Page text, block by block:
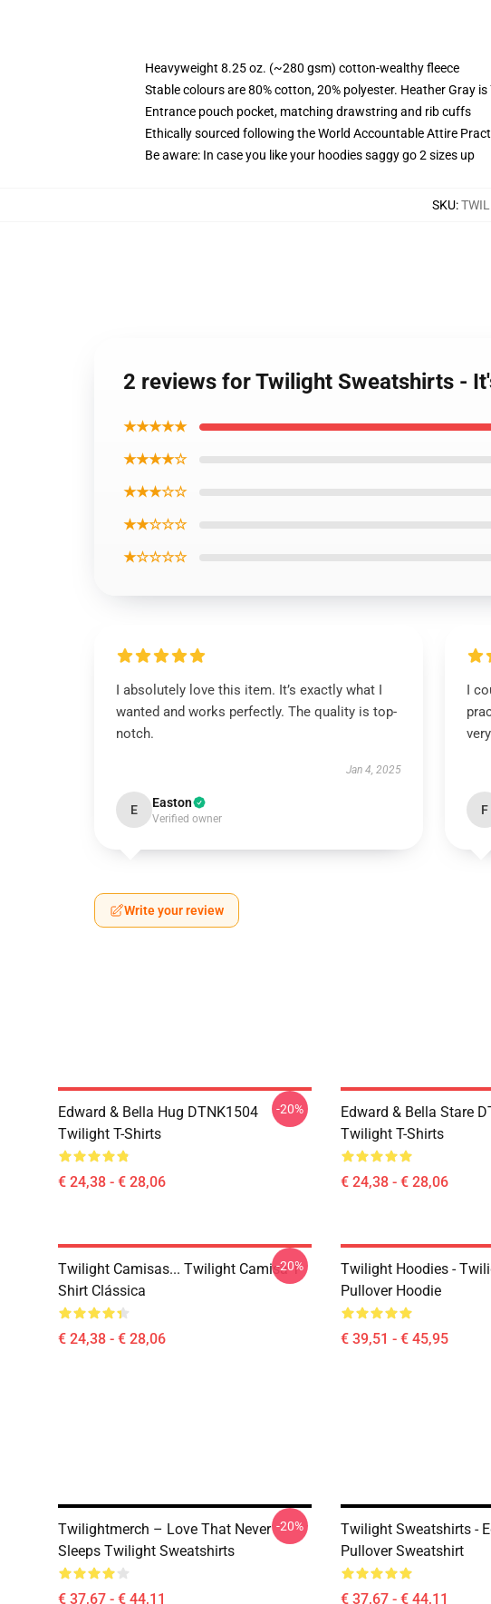
Heavyweight 8.25 oz. (~280 gsm) cotton-wealthy fleece
Stable colours are 80% cotton, 20% polyester. Heather Gray
Entrance pouch pocket, matching drawstring and rib cuffs
Ethically sourced following the World Accountable Attire
Be aware: In case you like your hoodies saggy go 2 sizes up
SKU:
2 reviews for Twilight Sweatshirts -
★★★★★
★★★★☆
★★★☆☆
★★☆☆☆
★☆☆☆☆
I absolutely love this item. It’s exactly what I
wanted and works perfectly. The quality is top-
notch.
Jan 4, 2025
E Easton
Verified owner
I
F
Write your review
Edward & Bella Hug DTNK1504
Twilight T-Shirts
€ 24,38 - € 28,06
-20%
Edward & Bella Stare
Twilight T-Shirts
€ 24,38 - € 28,06
Twilight Camisas... Twilight Camisa T-
Shirt Clássica
€ 24,38 - € 28,06
-20%
Twilight Hoodies -
Pullover Hoodie
€ 39,51 - € 45,95
Twilightmerch – Love That Never
Sleeps Twilight Sweatshirts
€ 37,67 - € 44,11
-20%
Twilight Sweatshirts -
Pullover Sweatshirt
€ 37,67 - € 44,11